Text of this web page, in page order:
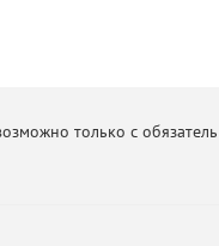
только с